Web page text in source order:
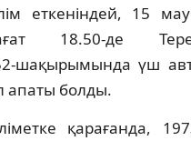
еткеніндей, 15
18.50-де
шақырымында үш
апаты болды.
қарағанда,